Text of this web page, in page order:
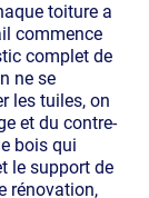
toiture a
commence
complet de
ne se
les tuiles, on
et du contre-
bois qui
le support de
rénovation,